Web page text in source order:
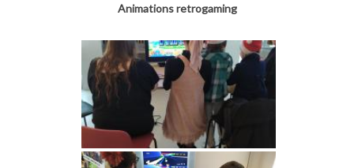
Animations retrogaming